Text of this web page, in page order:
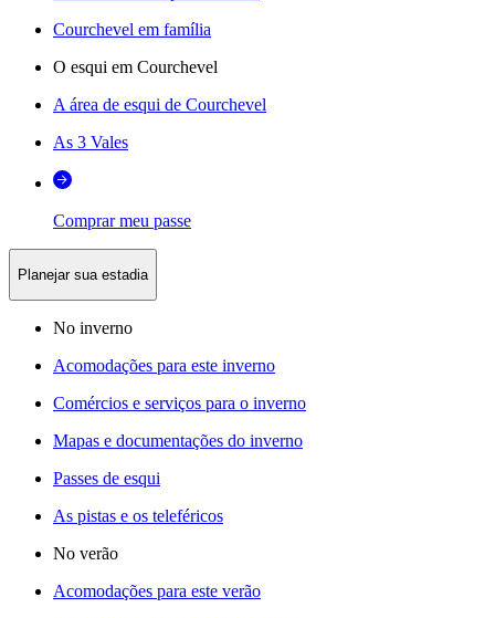
Courchevel em família
O esqui em Courchevel
A área de esqui de Courchevel
As 3 Vales
Comprar meu passe
Planejar sua estadia
No inverno
Acomodações para este inverno
Comércios e serviços para o inverno
Mapas e documentações do inverno
Passes de esqui
As pistas e os teleféricos
No verão
Acomodações para este verão